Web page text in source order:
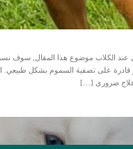
عند الكلاب موضوع هذا المقال, سوف
علاج ضرورى […]